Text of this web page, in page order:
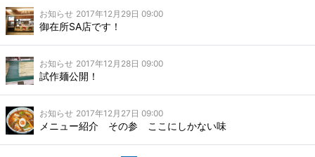
お知らせ 2017年12月29日 09:00
御在所SA店です！
お知らせ 2017年12月28日 09:00
試作麺公開！
お知らせ 2017年12月27日 09:00
メニュー紹介 その参 ここにしかない味